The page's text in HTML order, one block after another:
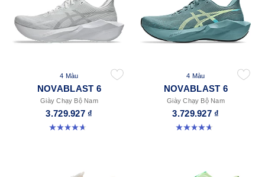
4 Màu
NOVABLAST 6
Giày Chạy Bộ Nam
3.729.927 ₫
4.6 trong số 5 sao. 133 đánh giá
4 Màu
NOVABLAST 6
Giày Chạy Bộ Nam
3.729.927 ₫
4.6 trong số 5 sao. 133 đánh giá